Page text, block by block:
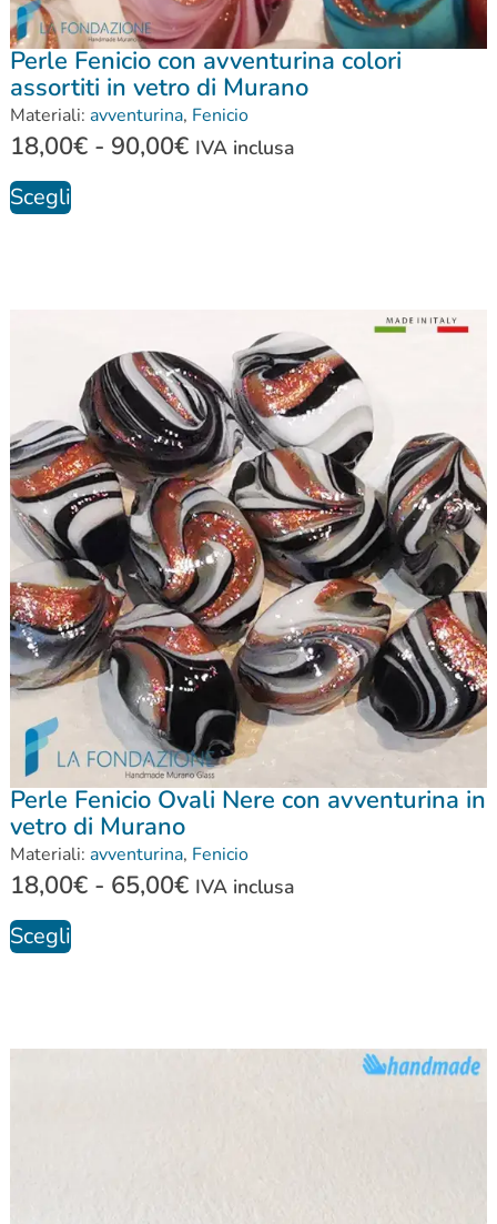
Perle Fenicio con avventurina colori
assortiti in vetro di Murano
Materiali: avventurina, Fenicio
18,00€ - 90,00€ IVA inclusa
Scegli
Perle Fenicio Ovali Nere con avventurina in
vetro di Murano
Materiali: avventurina, Fenicio
18,00€ - 65,00€ IVA inclusa
Scegli